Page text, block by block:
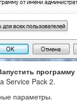
Service Pack 2.
параметры.